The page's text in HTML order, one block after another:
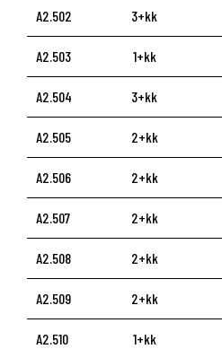
A2.502 3+kk
A2.503 1+kk
A2.504 3+kk
A2.505 2+kk
A2.506 2+kk
A2.507 2+kk
A2.508 2+kk
A2.509 2+kk
A2.510 1+kk